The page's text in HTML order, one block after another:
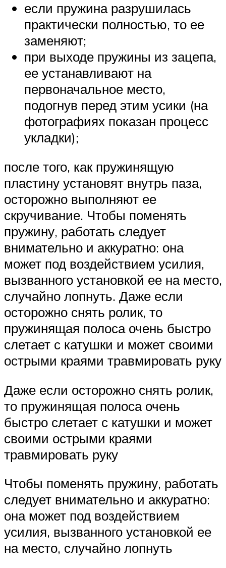
если пружина разрушилась
практически полностью, то ее
заменяют;
при выходе пружины из зацепа,
ее устанавливают на
первоначальное место,
подогнув перед этим усики (на
фотографиях показан процесс
укладки);
после того, как пружинящую
пластину установят внутрь паза,
осторожно выполняют ее
скручивание. Чтобы поменять
пружину, работать следует
внимательно и аккуратно: она
может под воздействием усилия,
вызванного установкой ее на место,
случайно лопнуть. Даже если
осторожно снять ролик, то
пружинящая полоса очень быстро
слетает с катушки и может своими
острыми краями травмировать руку
Даже если осторожно снять ролик,
то пружинящая полоса очень
быстро слетает с катушки и может
своими острыми краями
травмировать руку
Чтобы поменять пружину, работать
следует внимательно и аккуратно:
она может под воздействием
усилия, вызванного установкой ее
на место, случайно лопнуть